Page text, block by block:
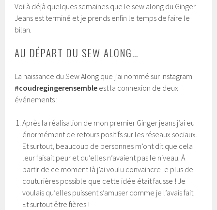
Voilà déjà quelques semaines que le sew along du Ginger
Jeans est terminé et je prends enfin le temps de faire le
bilan.
AU DÉPART DU SEW ALONG…
La naissance du Sew Along que j’ai nommé sur Instagram
#coudregingerensemble est la connexion de deux
événements :
Après la réalisation de mon premier Ginger jeans j’ai eu
énormément de retours positifs sur les réseaux sociaux.
Et surtout, beaucoup de personnes m’ont dit que cela
leur faisait peur et qu’elles n’avaient pas le niveau. À
partir de ce moment là j’ai voulu convaincre le plus de
couturières possible que cette idée était fausse ! Je
voulais qu’elles puissent s’amuser comme je l’avais fait.
Et surtout être fières !